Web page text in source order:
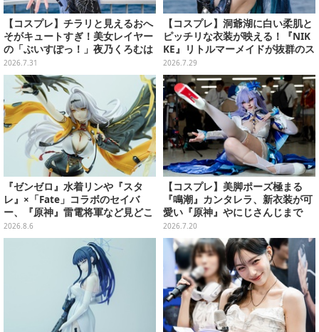
【コスプレ】チラリと見えるおへ
そがキュートすぎ！美女レイヤー
の「ぶいすぽっ！」夜乃くろむは
爽やかな笑顔にミニ丈ワンピが似
合う【写真9枚】
2026.7.31
【コスプレ】洞爺湖に白い柔肌と
ピッチリな衣装が映える！『NIK
KE』リトルマーメイドが抜群のス
タイルで神秘的な美しさを魅せる
【写真10枚】
2026.7.29
『ゼンゼロ』水着リンや『スタ
レ』×「Fate」コラボのセイバ
ー、『原神』雷電将軍など見どこ
ろ満載！「ワンフェス」に出展の
「HoYoverse」関連フィギュアを
ご紹介【WF2026】
2026.8.6
【コスプレ】美脚ポーズ極まる
『鳴潮』カンタレラ、新衣装が可
愛い『原神』やにじさんじまで
「アコスタ池袋」美麗レイヤー11
選【写真50枚】
2026.7.20